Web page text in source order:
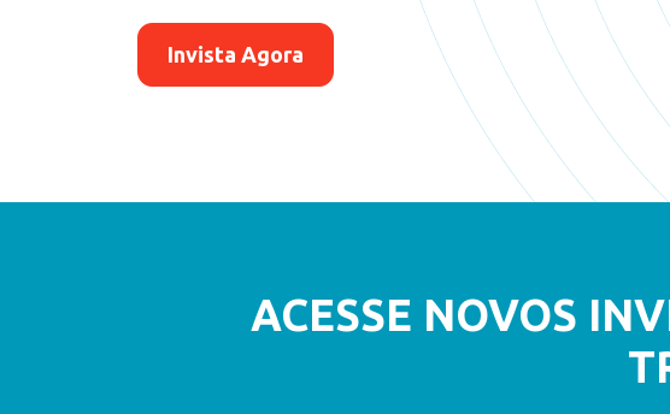
Invista Agora
ACESSE NOVOS